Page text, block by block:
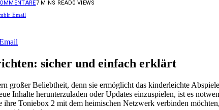
7 MINS READ0 VIEWS
Email
sicher und einfach erklärt
großer Beliebtheit, denn sie ermöglicht das kinderleichte
Inhalte herunterzuladen oder Updates einzuspielen, ist es
ihre Toniebox 2 mit dem heimischen Netzwerk verbinden